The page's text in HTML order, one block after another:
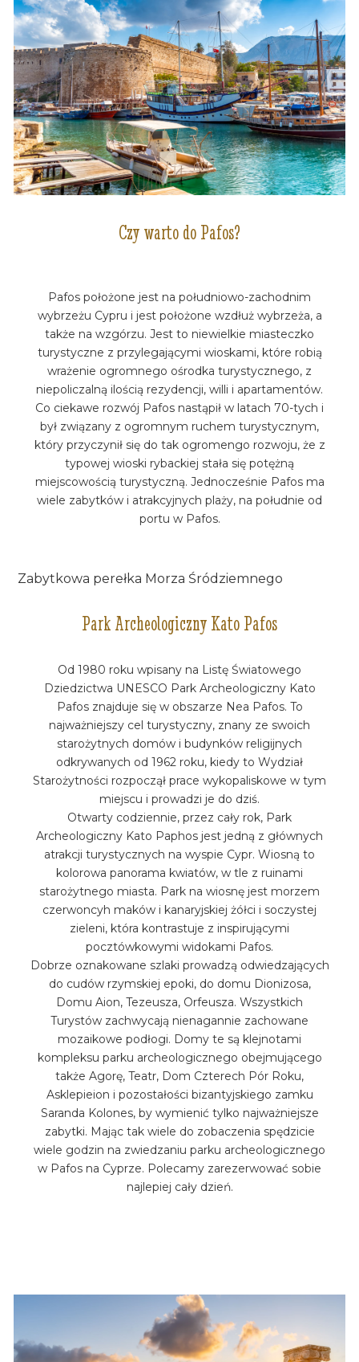
Czy warto do Pafos?
Pafos położone jest na południowo-zachodnim
wybrzeżu Cypru i jest położone wzdłuż wybrzeża, a
także na wzgórzu. Jest to niewielkie miasteczko
turystyczne z przylegającymi wioskami, które robią
wrażenie ogromnego ośrodka turystycznego, z
niepoliczalną ilością rezydencji, willi i apartamentów.
Co ciekawe rozwój Pafos nastąpił w latach 70-tych i
był związany z ogromnym ruchem turystycznym,
który przyczynił się do tak ogromengo rozwoju, że z
typowej wioski rybackiej stała się potężną
miejscowością turystyczną. Jednocześnie Pafos ma
wiele zabytków i atrakcyjnych plaży, na południe od
portu w Pafos.
Zabytkowa perełka Morza Śródziemnego
Park Archeologiczny Kato Pafos
Od 1980 roku wpisany na Listę Światowego
Dziedzictwa UNESCO Park Archeologiczny Kato
Pafos znajduje się w obszarze Nea Pafos. To
najważniejszy cel turystyczny, znany ze swoich
starożytnych domów i budynków religijnych
odkrywanych od 1962 roku, kiedy to Wydział
Starożytności rozpoczął prace wykopaliskowe w tym
miejscu i prowadzi je do dziś.
Otwarty codziennie, przez cały rok, Park
Archeologiczny Kato Paphos jest jedną z głównych
atrakcji turystycznych na wyspie Cypr. Wiosną to
kolorowa panorama kwiatów, w tle z ruinami
starożytnego miasta. Park na wiosnę jest morzem
czerwoncyh maków i kanaryjskiej żółci i soczystej
zieleni, która kontrastuje z inspirującymi
pocztówkowymi widokami Pafos.
Dobrze oznakowane szlaki prowadzą odwiedzających
do cudów rzymskiej epoki, do domu Dionizosa,
Domu Aion, Tezeusza, Orfeusza. Wszystkich
Turystów zachwycają nienagannie zachowane
mozaikowe podłogi. Domy te są klejnotami
kompleksu parku archeologicznego obejmującego
także Agorę, Teatr, Dom Czterech Pór Roku,
Asklepieion i pozostałości bizantyjskiego zamku
Saranda Kolones, by wymienić tylko najważniejsze
zabytki. Mając tak wiele do zobaczenia spędzicie
wiele godzin na zwiedzaniu parku archeologicznego
w Pafos na Cyprze. Polecamy zarezerwować sobie
najlepiej cały dzień.